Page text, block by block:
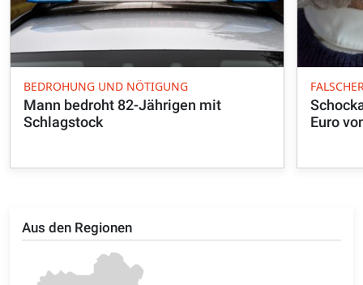
Aus den Regionen
BEDROHUNG UND NÖTIGUNG
Mann bedroht 82-Jährigen mit
Schlagstock
Euro